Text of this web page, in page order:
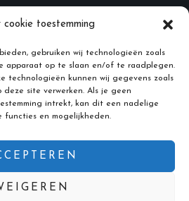
cookie toestemming
gebruiken wij technologieën zoals
apparaat op te slaan en/of te raadplegen.
technologieën kunnen wij gegevens zoals
site verwerken. Als je geen
intrekt, kan dit een nadelige
functies en mogelijkheden.